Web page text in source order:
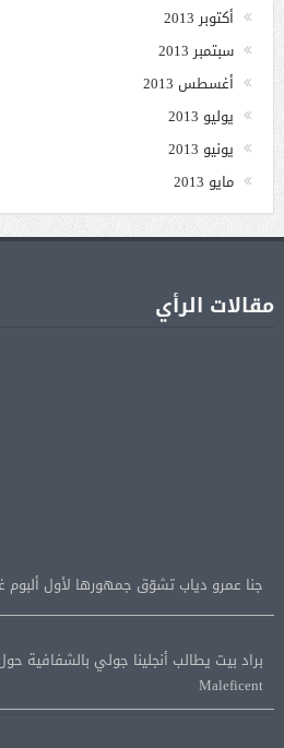
أكتوبر 2013
سبتمبر 2013
أغسطس 2013
يوليو 2013
يونيو 2013
مايو 2013
مقالات الرأي
براد بيت يطالب أنجلينا جولي بالشفافية
Maleficent
منتخب مصر للكرة النسائية يخوض الليلة